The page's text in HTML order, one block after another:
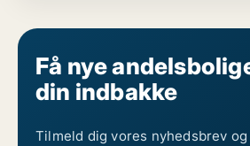
Få nye
din indbakke
Tilmeld dig vores nyhedsbrev